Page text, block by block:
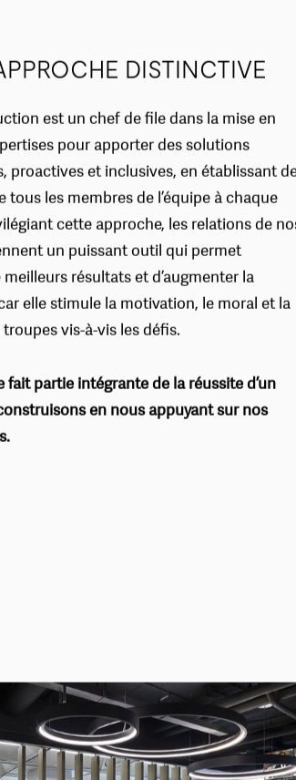
est un chef de file dans la mise en
pour apporter des solutions
proactives et inclusives, en établissant des
tous les membres de l’équipe à chaque
cette approche, les relations de nos
un puissant outil qui permet
meilleurs résultats et d’augmenter la
elle stimule la motivation, le moral et la
fait partie intégrante de la réussite d’un
en nous appuyant sur nos